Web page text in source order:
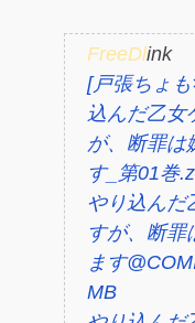
FreeDlink
[戸張ちょ
込んだ乙女
が、断罪は
す_第01巻
やり込んだ
すが、断罪
ます
MB